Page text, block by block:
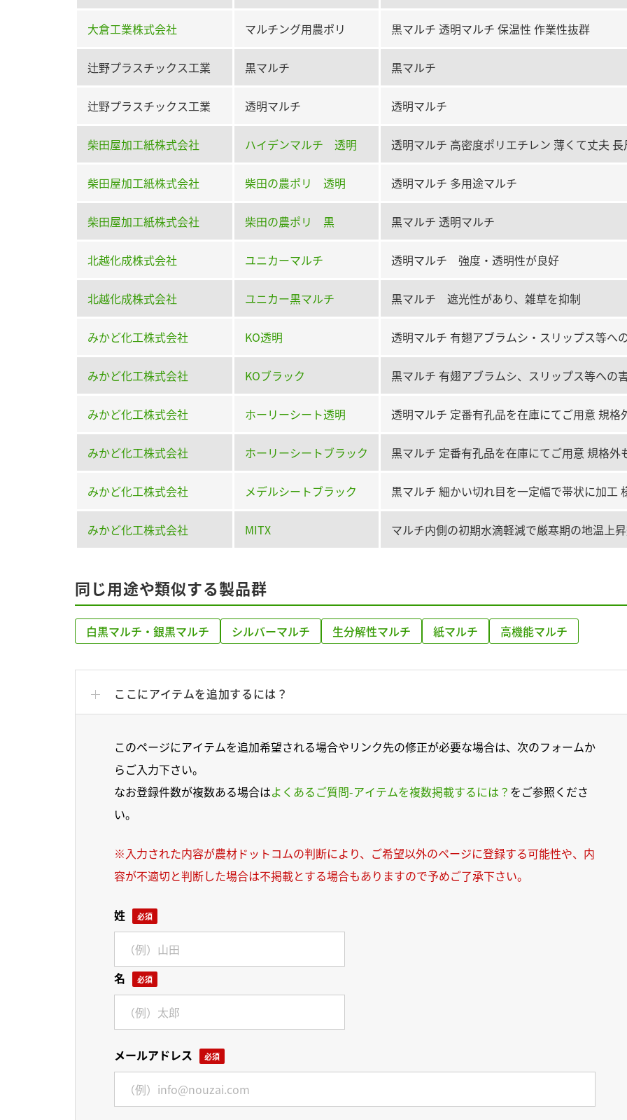
大倉工業株式会社 マルチング用農ポリ 黒マルチ 透明マルチ 保温性 作業性抜群
辻野プラスチックス工業 黒マルチ 黒マルチ
辻野プラスチックス工業 透明マルチ 透明マルチ
柴田屋加工紙株式会社 ハイデンマルチ 透明 透明マルチ 高密度ポリエチレン 薄くて丈夫 長
柴田屋加工紙株式会社 柴田の農ポリ 透明 透明マルチ 多用途マルチ
柴田屋加工紙株式会社 柴田の農ポリ 黒 黒マルチ 透明マルチ
北越化成株式会社 ユニカーマルチ 透明マルチ 強度・透明性が良好
北越化成株式会社 ユニカー黒マルチ 黒マルチ 遮光性があり、雑草を抑制
みかど化工株式会社 KO透明 透明マルチ 有翅アブラムシ・スリップス等へ
みかど化工株式会社 KOブラック 黒マルチ 有翅アブラムシ、スリップス等への
みかど化工株式会社 ホーリーシート透明 透明マルチ 定番有孔品を在庫にてご用意 規格
みかど化工株式会社 ホーリーシートブラック 黒マルチ 定番有孔品を在庫にてご用意 規格外
みかど化工株式会社 メデルシートブラック 黒マルチ 細かい切れ目を一定幅で帯状に加工
みかど化工株式会社 MITX マルチ内側の初期水滴軽減で厳寒期の地温上
同じ用途や類似する製品群
白黒マルチ・銀黒マルチ シルバーマルチ 生分解性マルチ 紙マルチ 高機能マルチ
ここにアイテムを追加するには？
このページにアイテムを追加希望される場合やリンク先の修正が必要な場合は、次のフォームか
らご入力下さい。
なお登録件数が複数ある場合はよくあるご質問-アイテムを複数掲載するには？ をご参照くださ
い。
※入力された内容が農材ドットコムの判断により、ご希望以外のページに登録する可能性や、内
容が不適切と判断した場合は不掲載とする場合もありますので予めご了承下さい。
姓
名
メールアドレス